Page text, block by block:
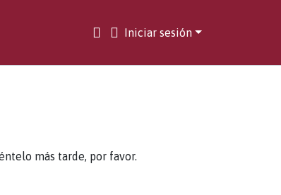
Iniciar sesión
más tarde, por favor.